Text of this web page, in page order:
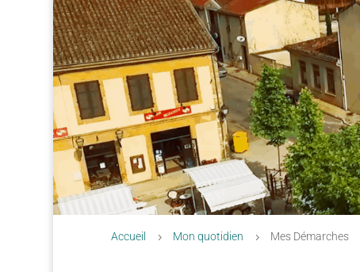
Accueil 5 Mon quotidien 5 Mes Démarches